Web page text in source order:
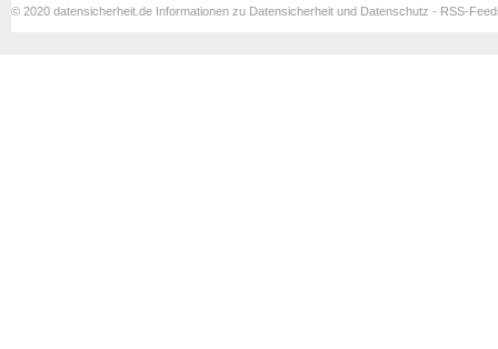
© 2020 datensicherheit.de Informationen zu Datensicherheit und Datenschutz - RSS-